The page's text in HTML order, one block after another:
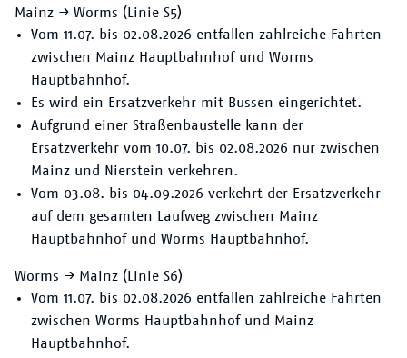
Mainz → Worms (Linie S5)
Vom 11.07. bis 02.08.2026 entfallen zahlreiche Fahrten
zwischen Mainz Hauptbahnhof und Worms
Hauptbahnhof.
Es wird ein Ersatzverkehr mit Bussen eingerichtet.
Aufgrund einer Straßenbaustelle kann der
Ersatzverkehr vom 10.07. bis 02.08.2026 nur zwischen
Mainz und Nierstein verkehren.
Vom 03.08. bis 04.09.2026 verkehrt der Ersatzverkehr
auf dem gesamten Laufweg zwischen Mainz
Hauptbahnhof und Worms Hauptbahnhof.
Worms → Mainz (Linie S6)
Vom 11.07. bis 02.08.2026 entfallen zahlreiche Fahrten
zwischen Worms Hauptbahnhof und Mainz
Hauptbahnhof.